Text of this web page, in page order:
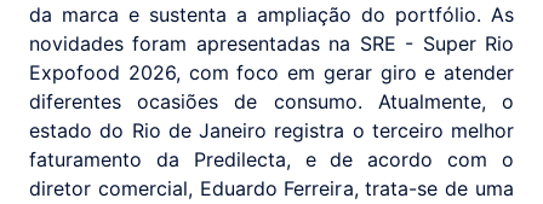
da marca e sustenta a ampliação do portfólio. As
novidades foram apresentadas na SRE - Super Rio
Expofood 2026, com foco em gerar giro e atender
diferentes ocasiões de consumo. Atualmente, o
estado do Rio de Janeiro registra o terceiro melhor
faturamento da Predilecta, e de acordo com o
diretor comercial, Eduardo Ferreira, trata-se de uma